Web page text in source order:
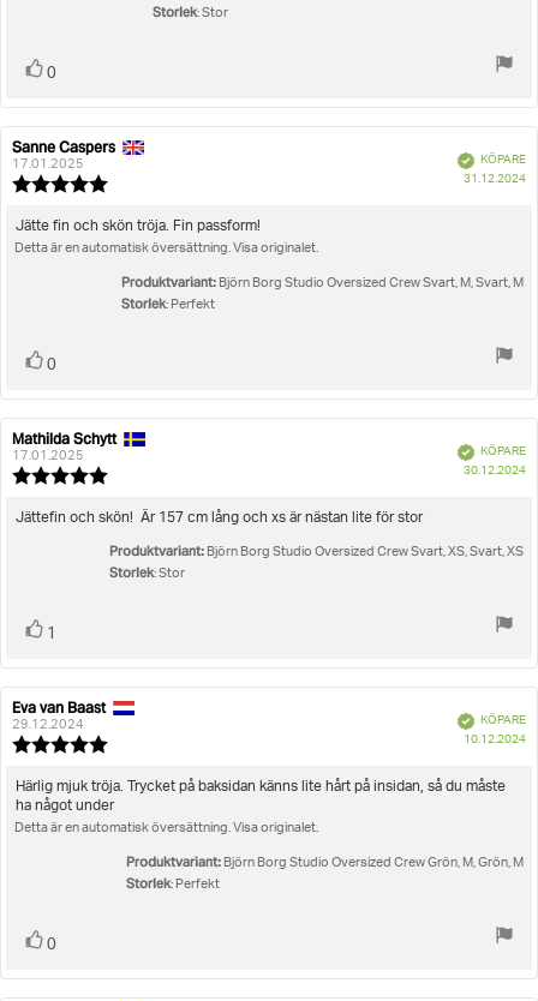
Storlek: Stor
Rösta
0
Recensionsförfattare:
Sanne Caspers
17.01.2025
utav
BekräftadKÖPARE
31.12.2024
Recensionstext:
Jätte fin och skön tröja. Fin passform!
Detta är en automatisk översättning. Visa originalet.
Produktvariant: Björn Borg Studio Oversized Crew Svart, M, Svart, M
Storlek: Perfekt
Rösta
0
Recensionsförfattare:
Mathilda Schytt
17.01.2025
utav
stjärnor
BekräftadKÖPARE
30.12.2024
Recensionstext:
Jättefin och skön! Är 157 cm lång och xs är nästan lite för stor
Produktvariant: Björn Borg Studio Oversized Crew Svart, XS, Svart, XS
Storlek: Stor
Rösta
1
Recensionsförfattare:
Eva van Baast
29.12.2024
utav
5
stjärnor
BekräftadKÖPARE
10.12.2024
Recensionstext:
Härlig mjuk tröja. Trycket på baksidan känns lite hårt på insidan, så du måste
ha något under
Detta är en automatisk översättning. Visa originalet.
Produktvariant: Björn Borg Studio Oversized Crew Grön, M, Grön, M
Storlek: Perfekt
Rösta
0